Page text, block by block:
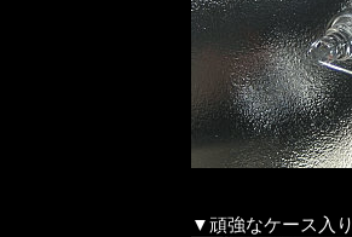
▼頑強なケース入り